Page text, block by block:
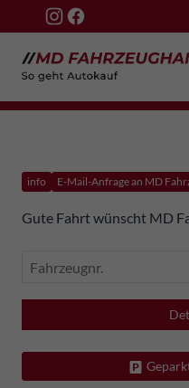
info E-Mail-Anfrage an MD
Gute Fahrt wünscht MD
Fahrzeugnr.